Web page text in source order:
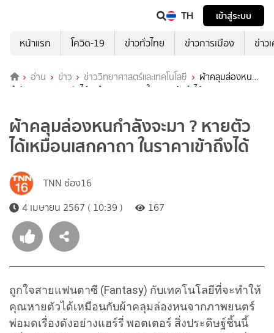
TH
เข้าสู่ระบบ
หน้าแรก
โควิด-19 ข่าวทั่วไทย ข่าวการเมือง ข่าว
อ่าน ข่าว ข่าววิทยาศาสตร์และเทคโนโลยี
ผ้าคลุมล่องหน
กำลังจะมา ? หายตัวได้เหมือนเสกคาถา ในราคาเข้าถึงได้
ผ้าคลุมล่องหนกำลังจะมา ? หายตัว
ได้เหมือนเสกคาถา ในราคาเข้าถึงได้
TNN ช่อง16
4 เมษายน 2567 ( 10:39 )
167
ถูกใจสายแฟนตาซี (Fantasy) กับเทคโนโลยีที่จะทำให้
คุณหายตัวได้เหมือนกับผ้าคลุมล่องหนจากภาพยนตร์
พ่อมดเรื่องดังอย่างแฮร์รี่ พอตเตอร์ สิ่งประดิษฐ์ชิ้นนี้